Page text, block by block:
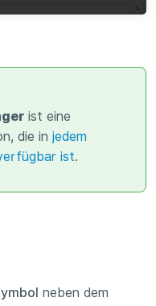
ist eine
die in jedem
ist.
neben dem